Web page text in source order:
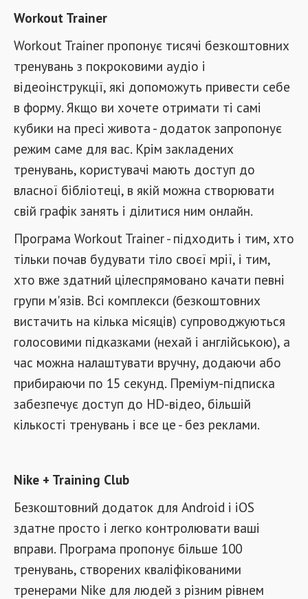
Workout Trainer
Workout Trainer пропонує тисячі безкоштовних
тренувань з покроковими аудіо і
відеоінструкції, які допоможуть привести себе
в форму. Якщо ви хочете отримати ті самі
кубики на пресі живота - додаток запропонує
режим саме для вас. Крім закладених
тренувань, користувачі мають доступ до
власної бібліотеці, в якій можна створювати
свій графік занять і ділитися ним онлайн.
Програма Workout Trainer - підходить і тим, хто
тільки почав будувати тіло своєї мрії, і тим,
хто вже здатний цілеспрямовано качати певні
групи м'язів. Всі комплекси (безкоштовних
вистачить на кілька місяців) супроводжуються
голосовими підказками (нехай і англійською), а
час можна налаштувати вручну, додаючи або
прибираючи по 15 секунд. Преміум-підписка
забезпечує доступ до HD-відео, більшій
кількості тренувань і все це - без реклами.
Nike + Training Club
Безкоштовний додаток для Android і iOS
здатне просто і легко контролювати ваші
вправи. Програма пропонує більше 100
тренувань, створених кваліфікованими
тренерами Nike для людей з різним рівнем